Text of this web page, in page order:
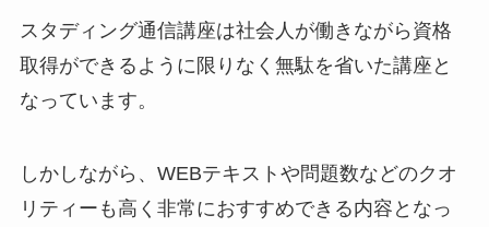
スタディング通信講座は社会人が働きながら資格
取得ができるように限りなく無駄を省いた講座と
なっています。
しかしながら、WEBテキストや問題数などのクオ
リティーも高く非常におすすめできる内容となっ